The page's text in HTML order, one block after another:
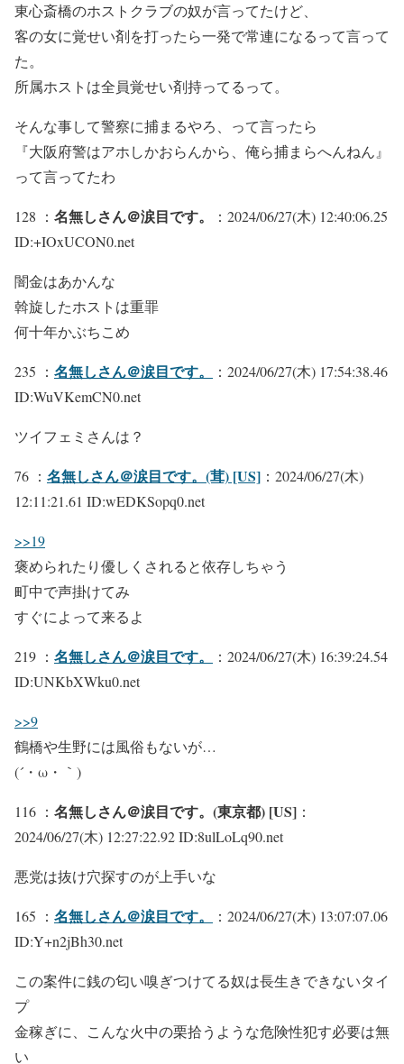
東心斎橋のホストクラブの奴が言ってたけど、
客の女に覚せい剤を打ったら一発で常連になるって言って
た。
所属ホストは全員覚せい剤持ってるって。
そんな事して警察に捕まるやろ、って言ったら
『大阪府警はアホしかおらんから、俺ら捕まらへんねん』
って言ってたわ
128 ： 名無しさん＠涙目です。
：2024/06/27(木) 12:40:06.25
ID:+IOxUCON0.net
闇金はあかんな
斡旋したホストは重罪
何十年かぶちこめ
235 ： 名無しさん＠涙目です。
：2024/06/27(木) 17:54:38.46
ID:WuVKemCN0.net
ツイフェミさんは？
76 ： 名無しさん＠涙目です。(茸) [US] ：2024/06/27(木)
12:11:21.61 ID:wEDKSopq0.net
>>19
褒められたり優しくされると依存しちゃう
町中で声掛けてみ
すぐによって来るよ
219 ： 名無しさん＠涙目です。
：2024/06/27(木) 16:39:24.54
ID:UNKbXWku0.net
>>9
鶴橋や生野には風俗もないが…
(´・ω・｀)
116 ： 名無しさん＠涙目です。(東京都) [US] ：
2024/06/27(木) 12:27:22.92 ID:8ulLoLq90.net
悪党は抜け穴探すのが上手いな
165 ： 名無しさん＠涙目です。
：2024/06/27(木) 13:07:07.06
ID:Y+n2jBh30.net
この案件に銭の匂い嗅ぎつけてる奴は長生きできないタイ
プ
金稼ぎに、こんな火中の栗拾うような危険性犯す必要は無
い